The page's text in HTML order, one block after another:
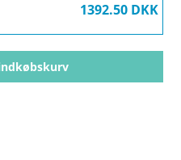
1392.50 DKK